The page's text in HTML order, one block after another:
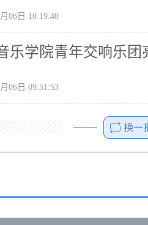
06日 10:19:40
乐学院青年交响乐
06日 09:51:53